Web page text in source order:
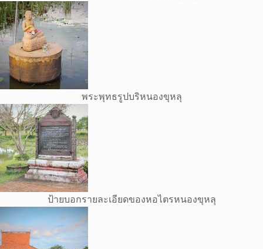
พระพุทธรูปบริหนองขุหลุ
ป้ายบอกรายละเอียดของหอไตรหนองขุหลุ